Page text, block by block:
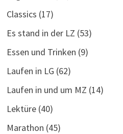
Classics (17)
Es stand in der LZ (53)
Essen und Trinken (9)
Laufen in LG (62)
Laufen in und um MZ (14)
Lektüre(40)
Marathon (45)